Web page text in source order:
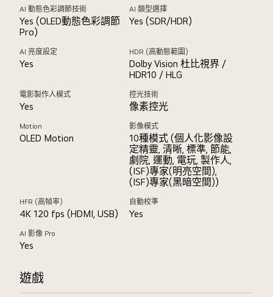
AI 動態色彩調節技術
Yes (OLED動態色彩調節
Pro)
AI 類型選擇
Yes (SDR/HDR)
AI 亮度設定
Yes
HDR (高動態範圍)
Dolby Vision 杜比視界 /
HDR10 / HLG
電影製作人模式
Yes
控光技術
像素控光
Motion
OLED Motion
影像模式
10種模式 (個人化影像設
定精靈, 清晰, 標準, 節能,
劇院, 運動, 電玩, 製作人,
(ISF)專家(明亮空間),
(ISF)專家(黑暗空間))
HFR (高幀率)
4K 120 fps (HDMI, USB)
自動校準
Yes
AI 影像 Pro
Yes
遊戲